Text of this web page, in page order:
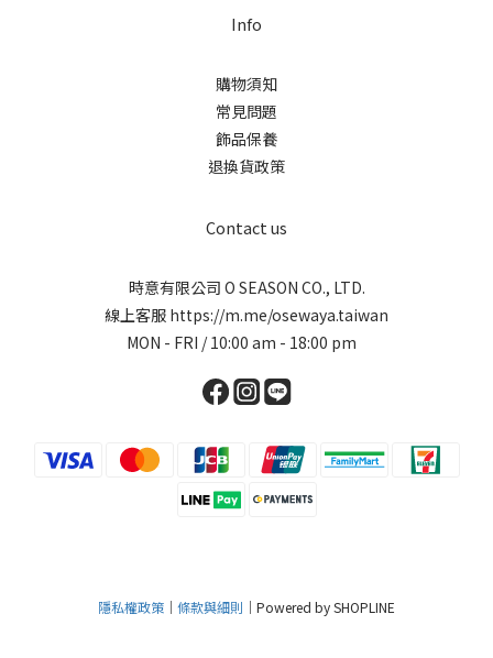
Info
購物須知
常見問題
飾品保養
退換貨政策
Contact us
時意有限公司 O SEASON CO., LTD.
線上客服 https://m.me/osewaya.taiwan
MON - FRI / 10:00 am - 18:00 pm
隱私權政策 條款與細則 ｜Powered by SHOPLINE